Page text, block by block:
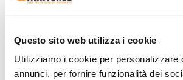
Questo sito web utilizza i cookie
Utilizziamo i cookie per personalizzare
annunci, per fornire funzionalità dei